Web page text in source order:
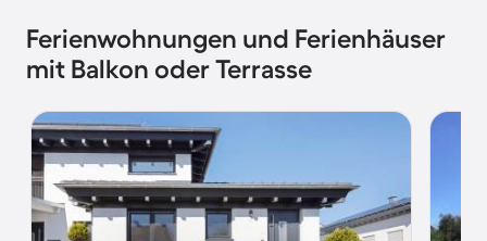
Ferienwohnungen und Ferienhäuser
mit Balkon oder Terrasse